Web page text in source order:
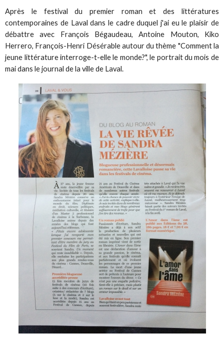
Après le festival du premier roman et des littératures
contemporaines de Laval dans le cadre duquel j'ai eu le plaisir de
débattre avec François Bégaudeau, Antoine Mouton, Kiko
Herrero, François-Henri Désérable autour du thème "Comment la
jeune littérature interroge-t-elle le monde?", le portrait du mois de
mai dans le journal de la ville de Laval.